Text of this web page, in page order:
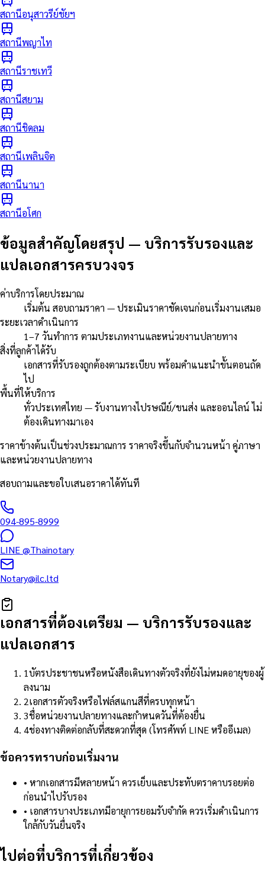
สถานีอนุสาวรีย์ชัยฯ
สถานีพญาไท
สถานีราชเทวี
สถานีสยาม
สถานีชิดลม
สถานีเพลินจิต
สถานีนานา
สถานีอโศก
ข้อมูลสำคัญโดยสรุป — บริการรับรองและ
แปลเอกสารครบวงจร
ค่าบริการโดยประมาณ
เริ่มต้น สอบถามราคา — ประเมินราคาชัดเจนก่อนเริ่มงานเสมอ
ระยะเวลาดำเนินการ
1–7 วันทำการ ตามประเภทงานและหน่วยงานปลายทาง
สิ่งที่ลูกค้าได้รับ
เอกสารที่รับรองถูกต้องตามระเบียบ พร้อมคำแนะนำขั้นตอนถัด
ไป
พื้นที่ให้บริการ
ทั่วประเทศไทย — รับงานทางไปรษณีย์/ขนส่ง และออนไลน์ ไม่
ต้องเดินทางมาเอง
ราคาข้างต้นเป็นช่วงประมาณการ ราคาจริงขึ้นกับจำนวนหน้า คู่ภาษา
และหน่วยงานปลายทาง
สอบถามและขอใบเสนอราคาได้ทันที
094-895-8999
LINE@Thainotary
Notary@ilc.ltd
เอกสารที่ต้องเตรียม — บริการรับรองและ
แปลเอกสาร
1บัตรประชาชนหรือหนังสือเดินทางตัวจริงที่ยังไม่หมดอายุของผู้
ลงนาม
2เอกสารตัวจริงหรือไฟล์สแกนสีที่ครบทุกหน้า
3ชื่อหน่วยงานปลายทางและกำหนดวันที่ต้องยื่น
4ช่องทางติดต่อกลับที่สะดวกที่สุด (โทรศัพท์ LINE หรืออีเมล)
ข้อควรทราบก่อนเริ่มงาน
• หากเอกสารมีหลายหน้า ควรเย็บและประทับตราคาบรอยต่อ
ก่อนนำไปรับรอง
• เอกสารบางประเภทมีอายุการยอมรับจำกัด ควรเริ่มดำเนินการ
ใกล้กับวันยื่นจริง
ไปต่อที่บริการที่เกี่ยวข้อง